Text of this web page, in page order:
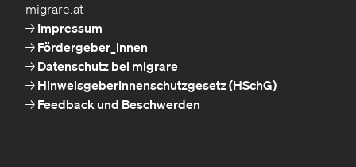
migrare.at
Impressum
Fördergeber_innen
Datenschutz bei migrare
HinweisgeberInnenschutzgesetz (HSchG)
Feedback und Beschwerden